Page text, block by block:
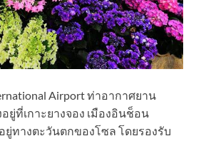
Airport ท่าอากาศยาน
ที่เกาะยางจอง เมืองอินช็อน
ยู่ทางตะวันตกของโซล โดยรองรับ